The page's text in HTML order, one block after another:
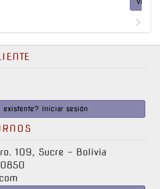
existente? Iniciar sesión
109, Sucre - Bolivia